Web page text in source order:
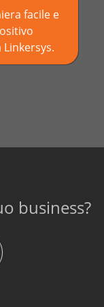
facile e
business?